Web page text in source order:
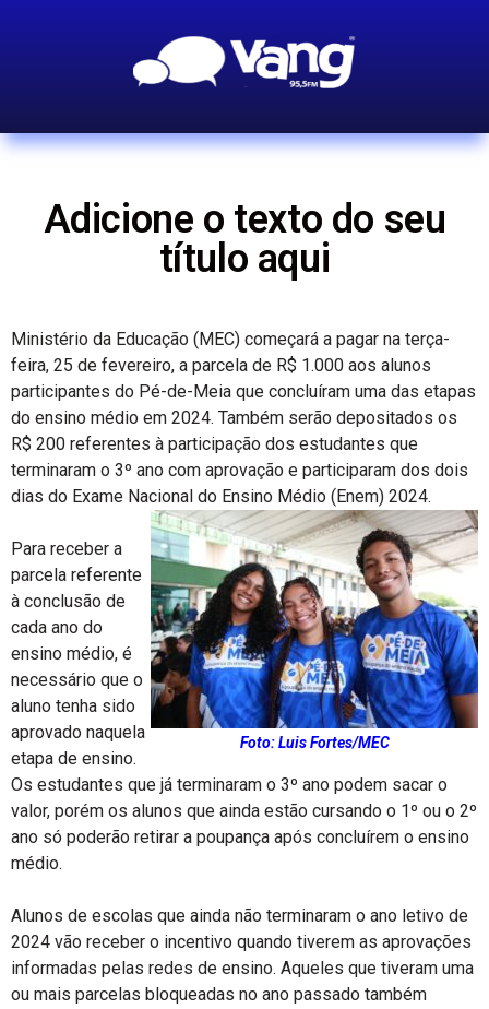
Adicione o texto do seu
título aqui
Ministério da Educação (MEC) começará a pagar na terça-
feira, 25 de fevereiro, a parcela de R$ 1.000 aos alunos
participantes do Pé-de-Meia que concluíram uma das etapas
do ensino médio em 2024. Também serão depositados os
R$ 200 referentes à participação dos estudantes que
terminaram o 3º ano com aprovação e participaram dos dois
dias do Exame Nacional do Ensino Médio (Enem) 2024.
Foto: Luis Fortes/MEC
Para receber a
parcela referente
à conclusão de
cada ano do
ensino médio, é
necessário que o
aluno tenha sido
aprovado naquela
etapa de ensino.
Os estudantes que já terminaram o 3º ano podem sacar o
valor, porém os alunos que ainda estão cursando o 1º ou o 2º
ano só poderão retirar a poupança após concluírem o ensino
médio.
Alunos de escolas que ainda não terminaram o ano letivo de
2024 vão receber o incentivo quando tiverem as aprovações
informadas pelas redes de ensino. Aqueles que tiveram uma
ou mais parcelas bloqueadas no ano passado também